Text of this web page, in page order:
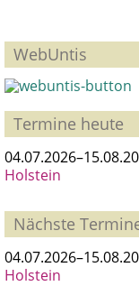
WebUntis
Termine heute
Holstein
Nächste
Holstein